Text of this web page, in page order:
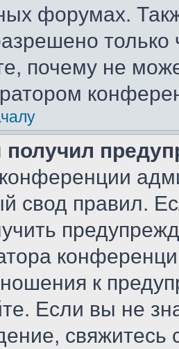
форумах.
почему не
получил
свод правил.
к
Если вы не